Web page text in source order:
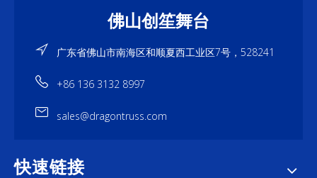
佛山创笙舞台
广东省佛山市南海区和顺夏西工业区7号，528241
+86 136 3132 8997
sales@dragontruss.com
快速链接